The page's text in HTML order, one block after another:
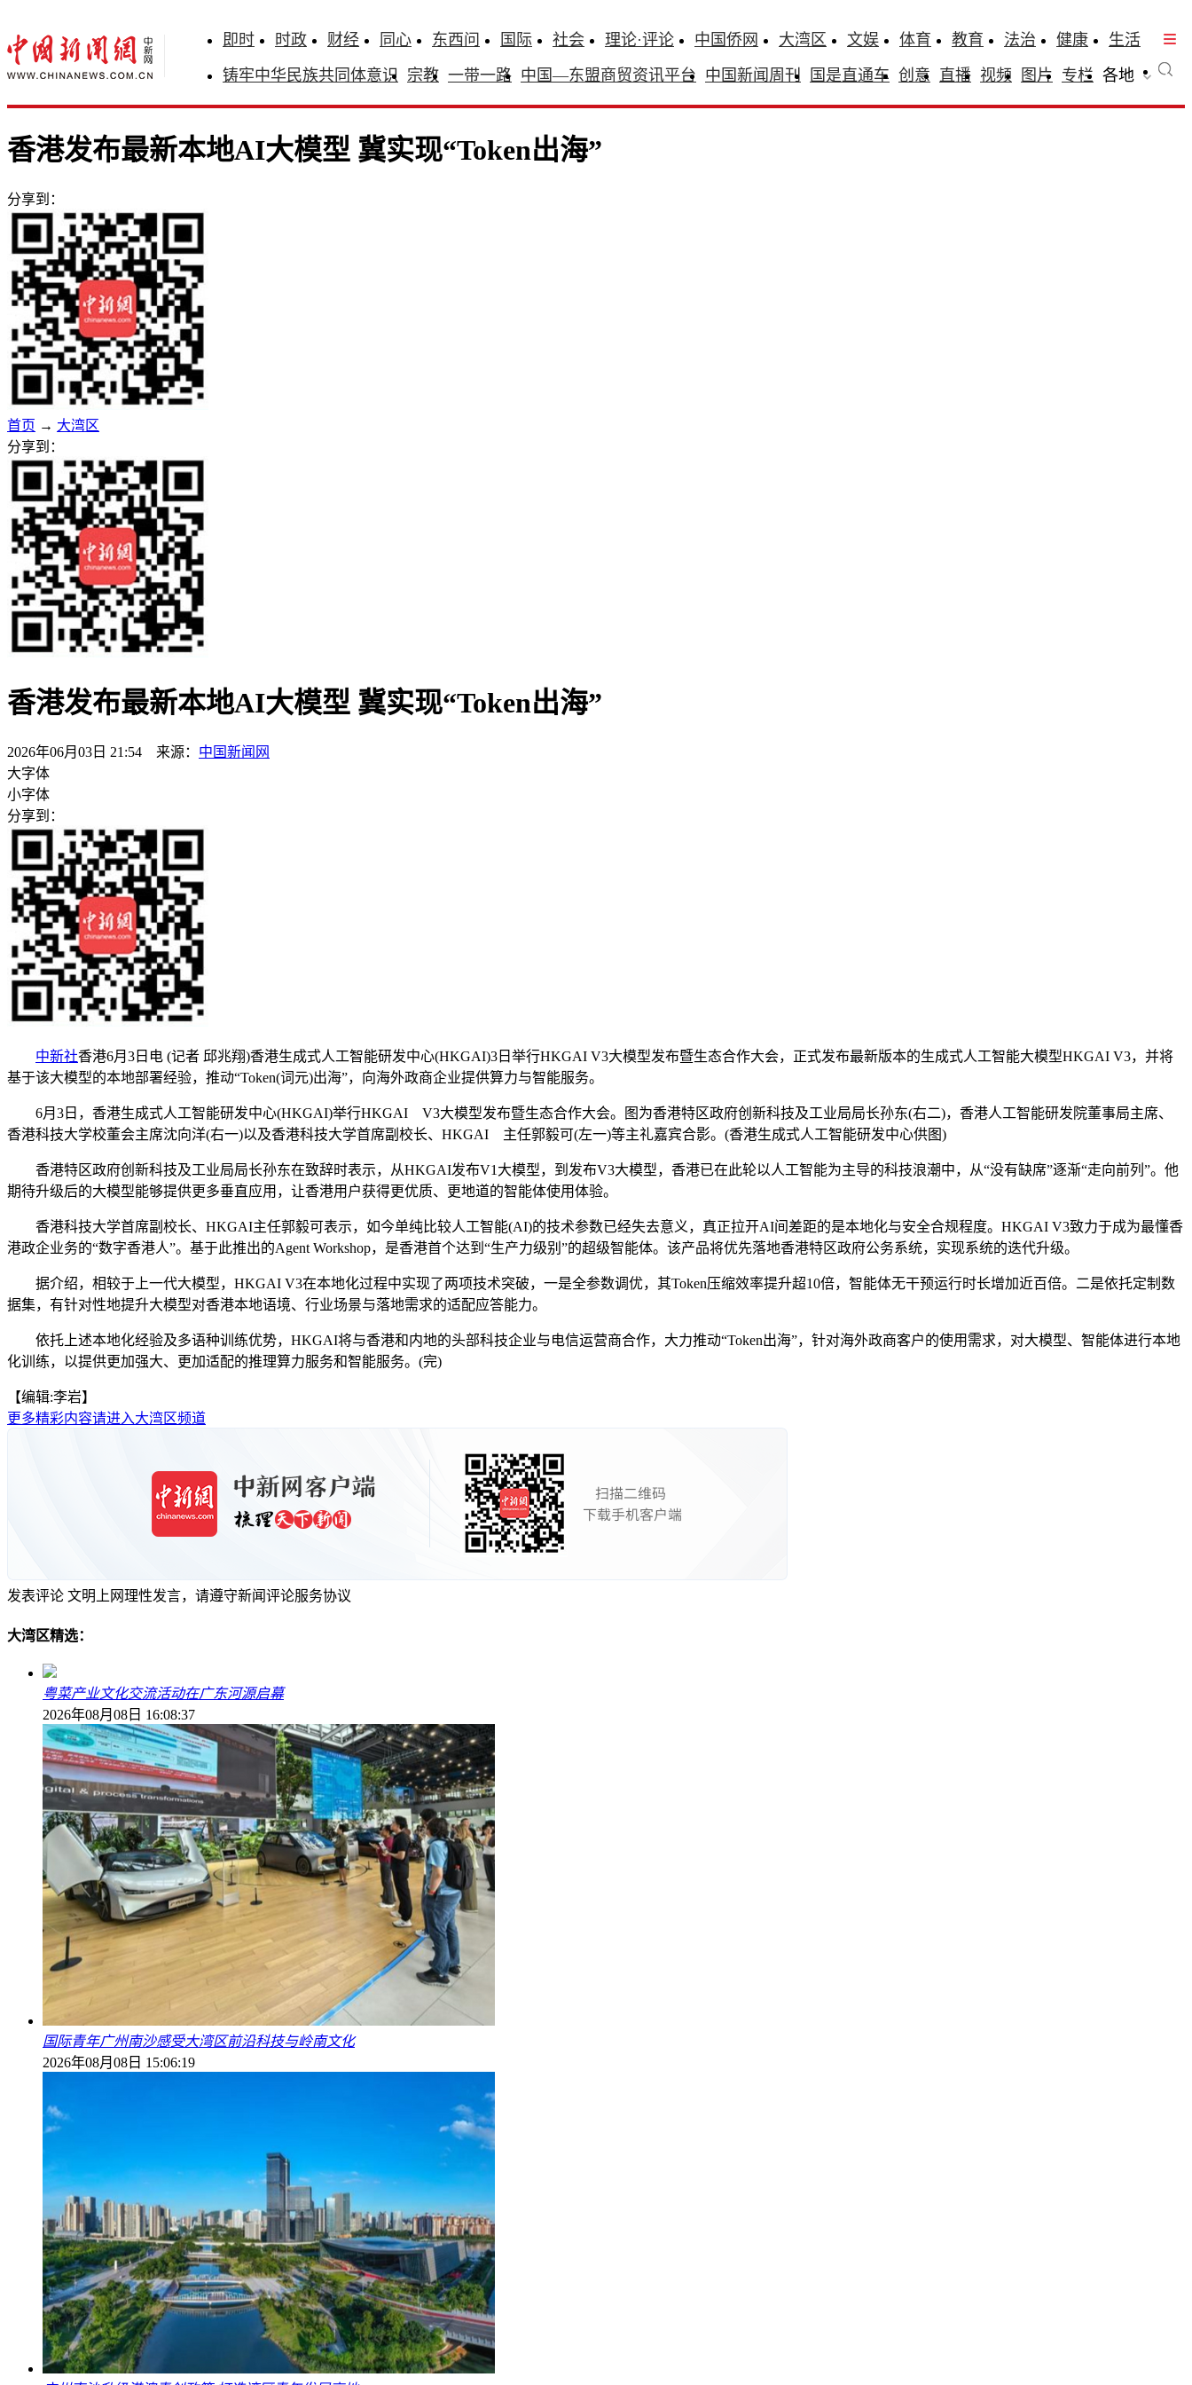
即时 时政 财经 同心 东西问 国际 社会 理论·评论 中国侨网 大湾区 文娱 体育 教育 法治 健康
生活
铸牢中华民族共同体意识 宗教 一带一路 中国—东盟商贸资讯平台 中国新闻周刊 国是直通车 创意 直播 视频 图片 专栏 各地
香港发布最新本地AI大模型 冀实现“Token出海”
分享到：
首页 → 大湾区
分享到：
香港发布最新本地AI大模型 冀实现“Token出海”
2026年06月03日 21:54 来源： 中国新闻网
大字体
小字体
分享到：
中新社香港6月3日电 (记者 邱兆翔)香港生成式人工智能研发中心(HKGAI)3日举行HKGAI V3大模型发布暨生态合作大会，正式发布最新版本的生成式人工智能大模型HKGAI V3，并将
基于该大模型的本地部署经验，推动“Token(词元)出海”，向海外政商企业提供算力与智能服务。
6月3日，香港生成式人工智能研发中心(HKGAI)举行HKGAI V3大模型发布暨生态合作大会。图为香港特区政府创新科技及工业局局长孙东(右二)，香港人工智能研发院董事局主席、
香港科技大学校董会主席沈向洋(右一)以及香港科技大学首席副校长、HKGAI 主任郭毅可(左一)等主礼嘉宾合影。(香港生成式人工智能研发中心供图)
香港特区政府创新科技及工业局局长孙东在致辞时表示，从HKGAI发布V1大模型，到发布V3大模型，香港已在此轮以人工智能为主导的科技浪潮中，从“没有缺席”逐渐“走向前列”。他
期待升级后的大模型能够提供更多垂直应用，让香港用户获得更优质、更地道的智能体使用体验。
香港科技大学首席副校长、HKGAI主任郭毅可表示，如今单纯比较人工智能(AI)的技术参数已经失去意义，真正拉开AI间差距的是本地化与安全合规程度。HKGAI V3致力于成为最懂香
港政企业务的“数字香港人”。基于此推出的Agent Workshop，是香港首个达到“生产力级别”的超级智能体。该产品将优先落地香港特区政府公务系统，实现系统的迭代升级。
据介绍，相较于上一代大模型，HKGAI V3在本地化过程中实现了两项技术突破，一是全参数调优，其Token压缩效率提升超10倍，智能体无干预运行时长增加近百倍。二是依托定制数
据集，有针对性地提升大模型对香港本地语境、行业场景与落地需求的适配应答能力。
依托上述本地化经验及多语种训练优势，HKGAI将与香港和内地的头部科技企业与电信运营商合作，大力推动“Token出海”，针对海外政商客户的使用需求，对大模型、智能体进行本地
化训练，以提供更加强大、更加适配的推理算力服务和智能服务。(完)
【编辑:李岩】
更多精彩内容请进入大湾区频道
发表评论 文明上网理性发言，请遵守新闻评论服务协议
大湾区精选：
粤菜产业文化交流活动在广东河源启幕
2026年08月08日 16:08:37
国际青年广州南沙感受大湾区前沿科技与岭南文化
2026年08月08日 15:06:19